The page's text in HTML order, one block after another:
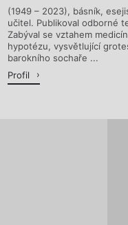
(1949 – 2023), básník,
učitel. Publikoval odborné
Zabýval se vztahem
hypotézu, vysvětlující
barokního sochaře ...
Profil